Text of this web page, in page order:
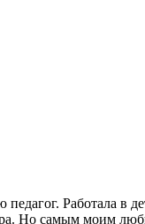
Работала в
Но самым моим